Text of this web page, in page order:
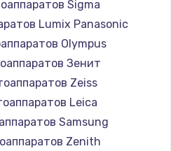
Sigma
Lumix Panasonic
Olympus
Зенит
Zeiss
Leica
Samsung
Zenith